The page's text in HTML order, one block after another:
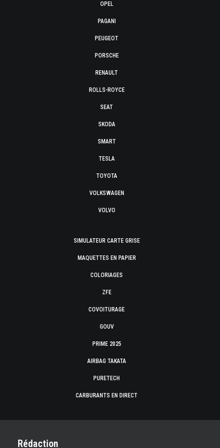
OPEL
PAGANI
PEUGEOT
PORSCHE
RENAULT
ROLLS-ROYCE
SEAT
SKODA
SMART
TESLA
TOYOTA
VOLKSWAGEN
VOLVO
SIMULATEUR CARTE GRISE
MAQUETTES EN PAPIER
COLORIAGES
ZFE
COVOITURAGE
GOUV
PRIME 2025
AIRBAG TAKATA
PURETECH
CARBURANTS EN DIRECT
Rédaction